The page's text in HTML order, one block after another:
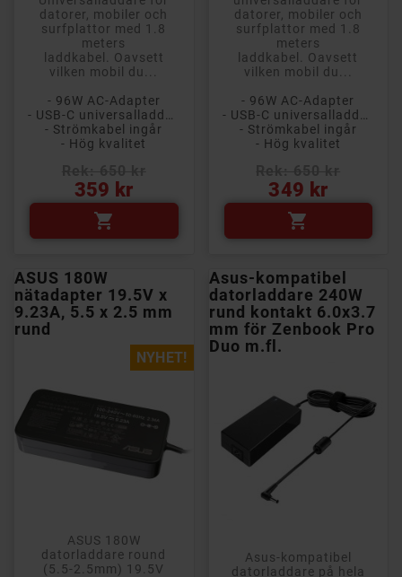
datorer, mobiler och
surfplattor med 1.8
meters
laddkabel. Oavsett
vilken mobil du...
- 96W AC-Adapter
- USB-C universalladdare
- Strömkabel ingår
- Hög kvalitet
359 kr

datorer, mobiler och
surfplattor med 1.8
meters
laddkabel. Oavsett
vilken mobil du...
- 96W AC-Adapter
- USB-C universalladdare
- Strömkabel ingår
- Hög kvalitet
349 kr

ASUS 180W
nätadapter 19.5V x
9.23A, 5.5 x 2.5 mm
rund
NYHET!
ASUS 180W
datorladdare round
(5.5-2.5mm) 19.5V
Asus-kompatibel
datorladdare 240W
rund kontakt 6.0x3.7
mm för Zenbook Pro
Duo m.fl.
Asus-kompatibel
datorladdare på hela